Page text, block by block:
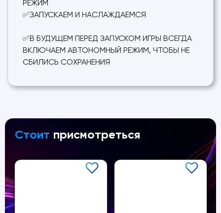
РЕЖИМ
✅ЗАПУСКАЕМ И НАСЛАЖДАЕМСЯ
✅В БУДУЩЕМ ПЕРЕД ЗАПУСКОМ ИГРЫ ВСЕГДА
ВКЛЮЧАЕМ АВТОНОМНЫЙ РЕЖИМ, ЧТОБЫ НЕ
СБИЛИСЬ СОХРАНЕНИЯ
Стоит присмотреться